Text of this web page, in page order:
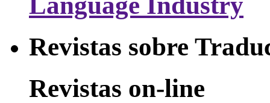
Revistas sobre
Revistas on-line